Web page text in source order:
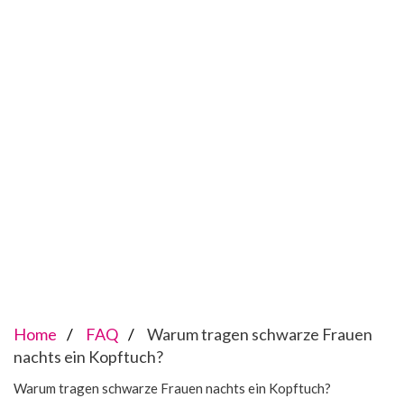
Home FAQ
Warum tragen schwarze Frauen
nachts ein Kopftuch?
Warum tragen schwarze Frauen nachts ein Kopftuch?